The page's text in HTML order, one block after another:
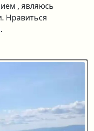
, являюсь
Нравиться